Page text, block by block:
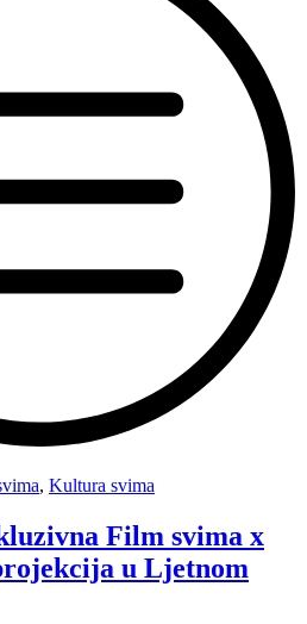
, Kultura svima
Film svima x
u Ljetnom